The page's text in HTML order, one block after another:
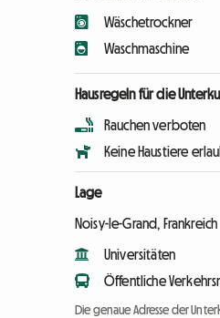
Wäschetrockner
Waschmaschine
Hausregeln für die
Rauchen verboten
Keine Haustiere
Lage
Noisy-le-Grand, Frankreich
Universitäten
Öffentliche
Die genaue Adresse der